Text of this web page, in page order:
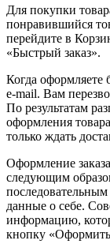
Для покупки
понравившийся
перейдите в
«Быстрый заказ».
Когда
e-mail. Вам
По результатам
оформления
только ждать
Оформление
следующим
данные о себе.
информацию,
кнопку «Оформить